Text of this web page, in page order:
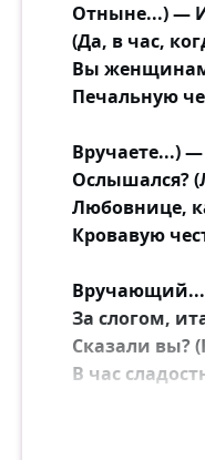
Отныне...) —
(Да, в час,
Вы
Печальную
Вручаете...)
Ослышался?
Любовнице,
Кровавую
За слогом,
Сказали вы?
В час